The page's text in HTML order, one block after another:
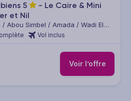
5
- Le Caire & Mini
et Nil
Abou Simbel / Amada / Wadi El
/ Louxor / Le Caire
Vol inclus
Voir l’offre